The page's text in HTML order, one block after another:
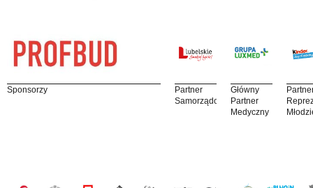
Sponsorzy
Partner
Samorządowy
Główny
Partner
Medyczny